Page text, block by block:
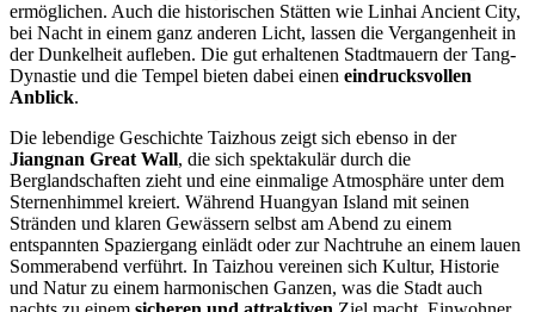
ermöglichen. Auch die historischen Stätten wie Linhai Ancient City,
bei Nacht in einem ganz anderen Licht, lassen die Vergangenheit in
der Dunkelheit aufleben. Die gut erhaltenen Stadtmauern der Tang-
Dynastie und die Tempel bieten dabei einen eindrucksvollen
Anblick.
Die lebendige Geschichte Taizhous zeigt sich ebenso in der
Jiangnan Great Wall, die sich spektakulär durch die
Berglandschaften zieht und eine einmalige Atmosphäre unter dem
Sternenhimmel kreiert. Während Huangyan Island mit seinen
Stränden und klaren Gewässern selbst am Abend zu einem
entspannten Spaziergang einlädt oder zur Nachtruhe an einem lauen
Sommerabend verführt. In Taizhou vereinen sich Kultur, Historie
und Natur zu einem harmonischen Ganzen, was die Stadt auch